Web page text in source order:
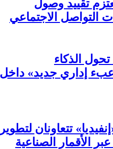
تقييد وصول
التواصل الاجتماعي
الذكاء
إداري جديد» داخل
تتعاونان لتطوير
الأقمار الصناعية